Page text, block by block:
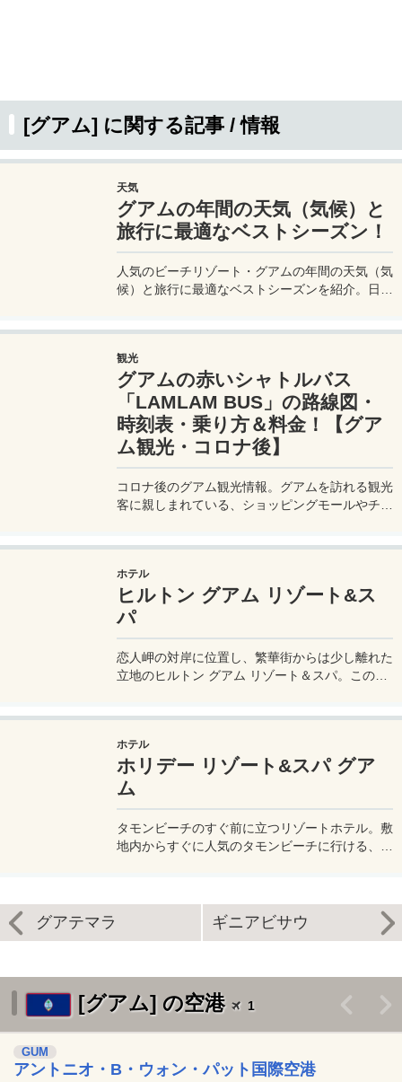
[グアム] に関する記事 / 情報
天気
グアムの年間の天気（気候）と
旅行に最適なベストシーズン！
人気のビーチリゾート・グアムの年間の天気（気
候）と旅行に最適なベストシーズンを紹介。日本
観光
グアムの赤いシャトルバス
「LAMLAM BUS」の路線図・
時刻表・乗り方＆料金！【グア
ム観光・コロナ後】
コロナ後のグアム観光情報。グアムを訪れる観光
客に親しまれている、ショッピングモールやチャ
なったので、そのバスの路線図や乗り方、料金な
どを紹介します。
ホテル
ヒルトン グアム リゾート&ス
パ
恋人岬の対岸に位置し、繁華街からは少し離れた
立地のヒルトン グアム リゾート＆スパ。このホ
ホテル
ホリデー リゾート&スパ グア
ム
タモンビーチのすぐ前に立つリゾートホテル。敷
地内からすぐに人気のタモンビーチに行ける、好
グアテマラ ギニアビサウ
[グアム] の空港 1
GUM
アントニオ・B・ウォン・パット国際空港